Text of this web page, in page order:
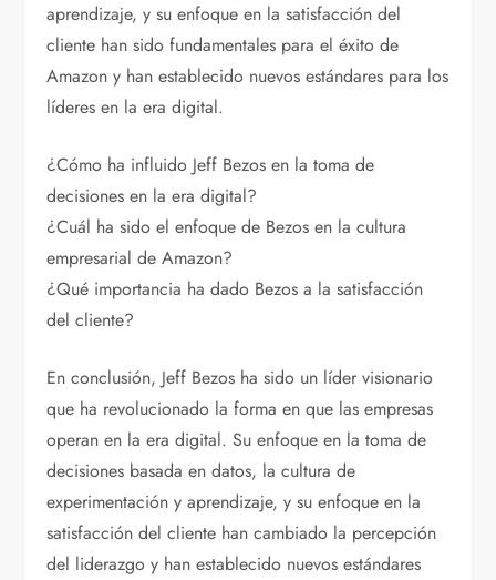
aprendizaje, y su enfoque en la satisfacción del
cliente han sido fundamentales para el éxito de
Amazon y han establecido nuevos estándares para los
líderes en la era digital.
¿Cómo ha influido Jeff Bezos en la toma de
decisiones en la era digital?
¿Cuál ha sido el enfoque de Bezos en la cultura
empresarial de Amazon?
¿Qué importancia ha dado Bezos a la satisfacción
del cliente?
En conclusión, Jeff Bezos ha sido un líder visionario
que ha revolucionado la forma en que las empresas
operan en la era digital. Su enfoque en la toma de
decisiones basada en datos, la cultura de
experimentación y aprendizaje, y su enfoque en la
satisfacción del cliente han cambiado la percepción
del liderazgo y han establecido nuevos estándares